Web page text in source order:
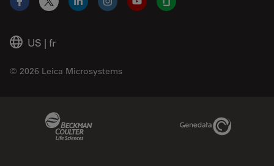
US | fr
© 2026 Leica Microsystems
Facebook
X LinkedInInstagramYouTubeGlassdoor
Genedata Link